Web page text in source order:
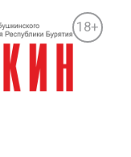
18+